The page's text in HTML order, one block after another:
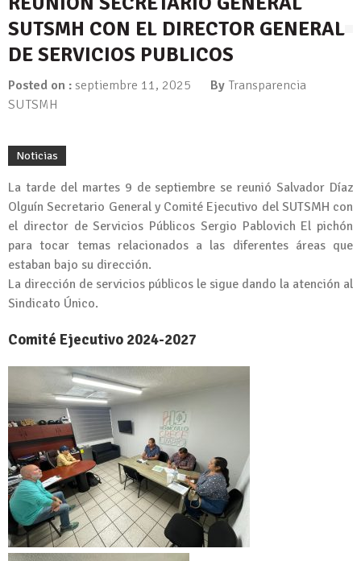
SUTSMH CON EL DIRECTOR GENERAL
DE SERVICIOS PUBLICOS
Posted on : septiembre 11, 2025 By Transparencia
SUTSMH
Noticias
La tarde del martes 9 de septiembre se reunió Salvador Díaz
Olguín Secretario General y Comité Ejecutivo del SUTSMH con
el director de Servicios Públicos Sergio Pablovich El pichón
para tocar temas relacionados a las diferentes áreas que
estaban bajo su dirección.
La dirección de servicios públicos le sigue dando la atención al
Sindicato Único.
Comité Ejecutivo 2024-2027